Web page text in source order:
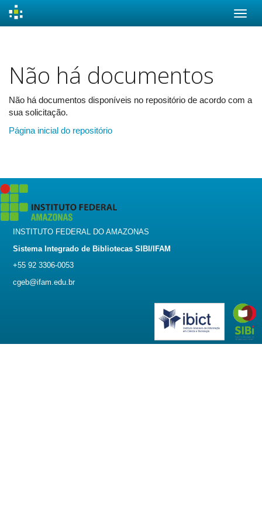
Não há documentos
Não há documentos disponíveis no repositório de acordo com a
sua solicitação.
Página inicial do repositório
INSTITUTO FEDERAL DO AMAZONAS
Sistema Integrado de Bibliotecas SIBI/IFAM
+55 92 3306-0053
cgeb@ifam.edu.br